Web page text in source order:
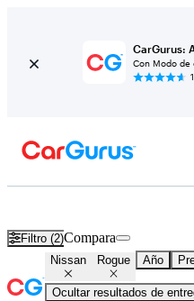
CarGurus:
Con Modo
Filtro (2)Compara
Nissan Rogue Año
Ocultar resultados de